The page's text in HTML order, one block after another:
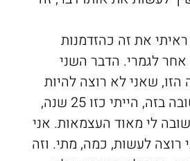
ראיתי את זה כהזדמנות
לגמרי. הדבר השני
שאני לא רוצה להיות
שכירה. אני טובה בזה, הייתי כזו 25 שנה,
לי מאוד העצמאות. אני
רוצה לעשות, כמה, מתי. וזה